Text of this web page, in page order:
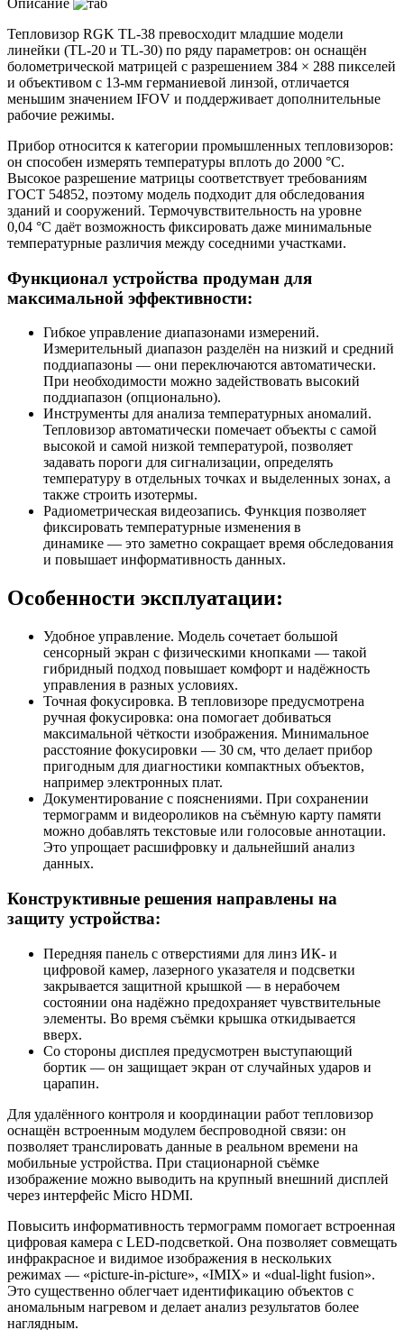
Тепловизор RGK TL‑38 превосходит младшие модели
линейки (TL‑20 и TL‑30) по ряду параметров: он оснащён
болометрической матрицей с разрешением 384 × 288 пикселей
и объективом с 13‑мм германиевой линзой, отличается
меньшим значением IFOV и поддерживает дополнительные
рабочие режимы.
Прибор относится к категории промышленных тепловизоров:
он способен измерять температуры вплоть до 2000 °C.
Высокое разрешение матрицы соответствует требованиям
ГОСТ 54852, поэтому модель подходит для обследования
зданий и сооружений. Термочувствительность на уровне
0,04 °C даёт возможность фиксировать даже минимальные
температурные различия между соседними участками.
Функционал устройства продуман для
максимальной эффективности:
Гибкое управление диапазонами измерений.
Измерительный диапазон разделён на низкий и средний
поддиапазоны — они переключаются автоматически.
При необходимости можно задействовать высокий
поддиапазон (опционально).
Инструменты для анализа температурных аномалий.
Тепловизор автоматически помечает объекты с самой
высокой и самой низкой температурой, позволяет
задавать пороги для сигнализации, определять
температуру в отдельных точках и выделенных зонах, а
также строить изотермы.
Радиометрическая видеозапись. Функция позволяет
фиксировать температурные изменения в
динамике — это заметно сокращает время обследования
и повышает информативность данных.
Особенности эксплуатации:
Удобное управление. Модель сочетает большой
сенсорный экран с физическими кнопками — такой
гибридный подход повышает комфорт и надёжность
управления в разных условиях.
Точная фокусировка. В тепловизоре предусмотрена
ручная фокусировка: она помогает добиваться
максимальной чёткости изображения. Минимальное
расстояние фокусировки — 30 см, что делает прибор
пригодным для диагностики компактных объектов,
например электронных плат.
Документирование с пояснениями. При сохранении
термограмм и видеороликов на съёмную карту памяти
можно добавлять текстовые или голосовые аннотации.
Это упрощает расшифровку и дальнейший анализ
данных.
Конструктивные решения направлены на
защиту устройства:
Передняя панель с отверстиями для линз ИК‑ и
цифровой камер, лазерного указателя и подсветки
закрывается защитной крышкой — в нерабочем
состоянии она надёжно предохраняет чувствительные
элементы. Во время съёмки крышка откидывается
вверх.
Со стороны дисплея предусмотрен выступающий
бортик — он защищает экран от случайных ударов и
царапин.
Для удалённого контроля и координации работ тепловизор
оснащён встроенным модулем беспроводной связи: он
позволяет транслировать данные в реальном времени на
мобильные устройства. При стационарной съёмке
изображение можно выводить на крупный внешний дисплей
через интерфейс Micro HDMI.
Повысить информативность термограмм помогает встроенная
цифровая камера с LED‑подсветкой. Она позволяет совмещать
инфракрасное и видимое изображения в нескольких
режимах — «picture‑in‑picture», «IMIX» и «dual‑light fusion».
Это существенно облегчает идентификацию объектов с
аномальным нагревом и делает анализ результатов более
наглядным.